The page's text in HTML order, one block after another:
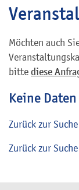
Möchten auch
bitte diese
Keine
Zurück zur Suche
Zurück zur Suche